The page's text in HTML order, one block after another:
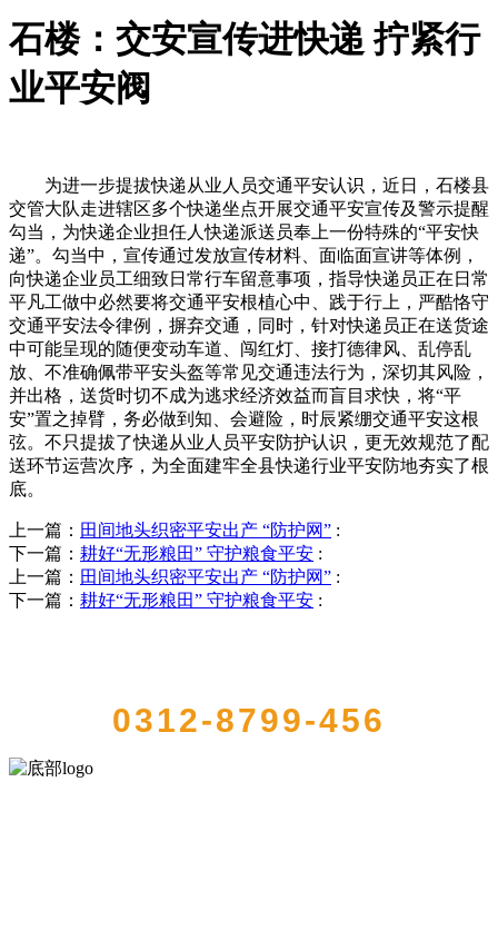
石楼：交安宣传进快递 拧紧行
业平安阀
为进一步提拔快递从业人员交通平安认识，近日，石楼县
交管大队走进辖区多个快递坐点开展交通平安宣传及警示提醒
勾当，为快递企业担任人快递派送员奉上一份特殊的“平安快
递”。勾当中，宣传通过发放宣传材料、面临面宣讲等体例，
向快递企业员工细致日常行车留意事项，指导快递员正在日常
平凡工做中必然要将交通平安根植心中、践于行上，严酷恪守
交通平安法令律例，摒弃交通，同时，针对快递员正在送货途
中可能呈现的随便变动车道、闯红灯、接打德律风、乱停乱
放、不准确佩带平安头盔等常见交通违法行为，深切其风险，
并出格，送货时切不成为逃求经济效益而盲目求快，将“平
安”置之掉臂，务必做到知、会避险，时辰紧绷交通平安这根
弦。不只提拔了快递从业人员平安防护认识，更无效规范了配
送环节运营次序，为全面建牢全县快递行业平安防地夯实了根
底。
上一篇： 田间地头织密平安出产 “防护网” :
下一篇： 耕好“无形粮田” 守护粮食平安 :
上一篇： 田间地头织密平安出产 “防护网” :
下一篇： 耕好“无形粮田” 守护粮食平安 :
0312-8799-456